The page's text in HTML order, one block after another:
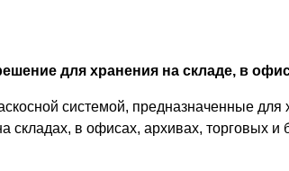
для хранения на складе, в
системой, предназначенные для
складах, в офисах, архивах, торговых